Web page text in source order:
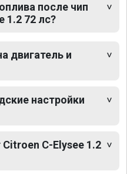
после чип
1.2 72 лс?
двигатель и
настройки
C-Elysee 1.2